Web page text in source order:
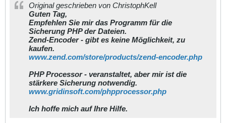
Original geschrieben von ChristophKell
Guten Tag,
Empfehlen Sie mir das Programm für die
Sicherung PHP der Dateien.
Zend-Encoder- gibt es keine Möglichkeit, zu
kaufen.
www.zend.com/store/products/zend-encoder.php
PHP Processor- veranstaltet, aber mir ist die
stärkere Sicherung notwendig.
www.gridinsoft.com/phpprocessor.php
Ich hoffe mich auf Ihre Hilfe.